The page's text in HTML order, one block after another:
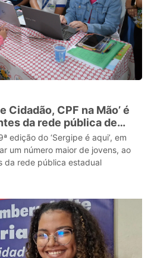
Cidadão, CPF na Mão’ é
da rede pública de
edição do ‘Sergipe é aqui’, em
um número maior de jovens, ao
da rede pública estadual